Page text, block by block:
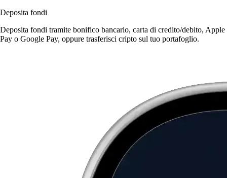
Deposita fondi
Deposita fondi tramite bonifico bancario, carta di credito/debito, Apple
Pay o Google Pay, oppure trasferisci cripto sul tuo portafoglio.